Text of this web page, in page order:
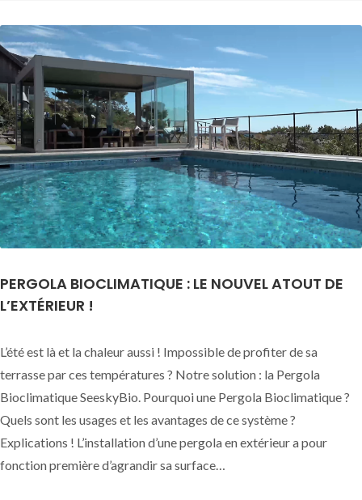
PERGOLA BIOCLIMATIQUE : LE NOUVEL ATOUT DE
L’EXTÉRIEUR !
L’été est là et la chaleur aussi ! Impossible de profiter de sa
terrasse par ces températures ? Notre solution : la Pergola
Bioclimatique SeeskyBio. Pourquoi une Pergola Bioclimatique ?
Quels sont les usages et les avantages de ce système ?
Explications ! L’installation d’une pergola en extérieur a pour
fonction première d’agrandir sa surface…